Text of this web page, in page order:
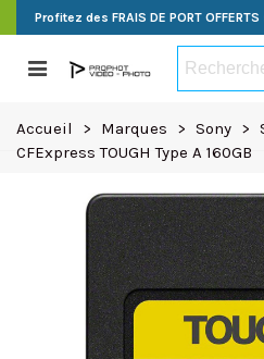
Profitez des FRAIS DE PORT
Accueil > Marques > Sony >
CFExpress TOUGH Type A 160GB